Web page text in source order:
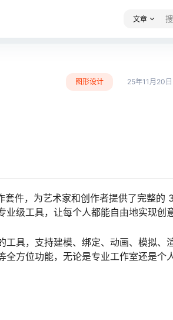
文章
图形设计 25年11月20日
件，为艺术家和创作者提供了完整的
级工具，让每个人都能自由地实现创意
工具，支持建模、绑定、动画、模拟、
全方位功能，无论是专业工作室还是个